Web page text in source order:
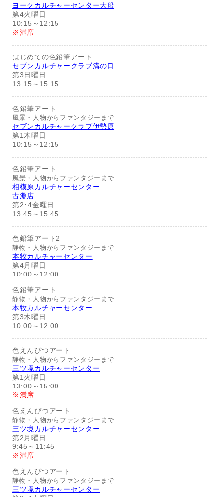
ヨークカルチャーセンター大船
第4火曜日
10:15～12:15
※満席
はじめての色鉛筆アート
セブンカルチャークラブ溝の口
第3日曜日
13:15～15:15
色鉛筆アート
風景・人物からファンタジーまで
セブンカルチャークラブ伊勢原
第1木曜日
10:15～12:15
色鉛筆アート
風景・人物からファンタジーまで
相模原カルチャーセンター
古淵店
第2･4金曜日
13:45～15:45
色鉛筆アート2
静物・人物からファンタジーまで
本牧カルチャーセンター
第4月曜日
10:00～12:00
色鉛筆アート
静物・人物からファンタジーまで
本牧カルチャーセンター
第3木曜日
10:00～12:00
色えんぴつアート
静物・人物からファンタジーまで
三ツ境カルチャーセンター
第1火曜日
13:00～15:00
※満席
色えんぴつアート
静物・人物からファンタジーまで
三ツ境カルチャーセンター
第2月曜日
9:45～11:45
※満席
色えんぴつアート
静物・人物からファンタジーまで
三ツ境カルチャーセンター